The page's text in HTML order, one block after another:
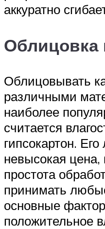
аккуратно
Облицовка
Облицовывать
различными
наиболее
считается
гипсокартон. Его
невысокая цена,
простота
принимать
основные
положительное